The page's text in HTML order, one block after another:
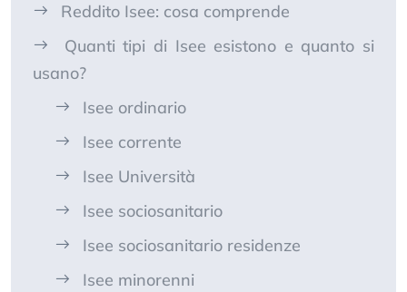
Reddito Isee: cosa comprende
Quanti tipi di Isee esistono e quanto si
usano?
Isee ordinario
Isee corrente
Isee Università
Isee sociosanitario
Isee sociosanitario residenze
Isee minorenni